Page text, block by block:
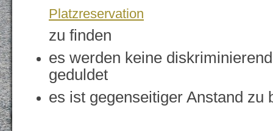
Platzreservation
zu finden
es werden keine
geduldet
es ist gegenseitiger Anstand zu